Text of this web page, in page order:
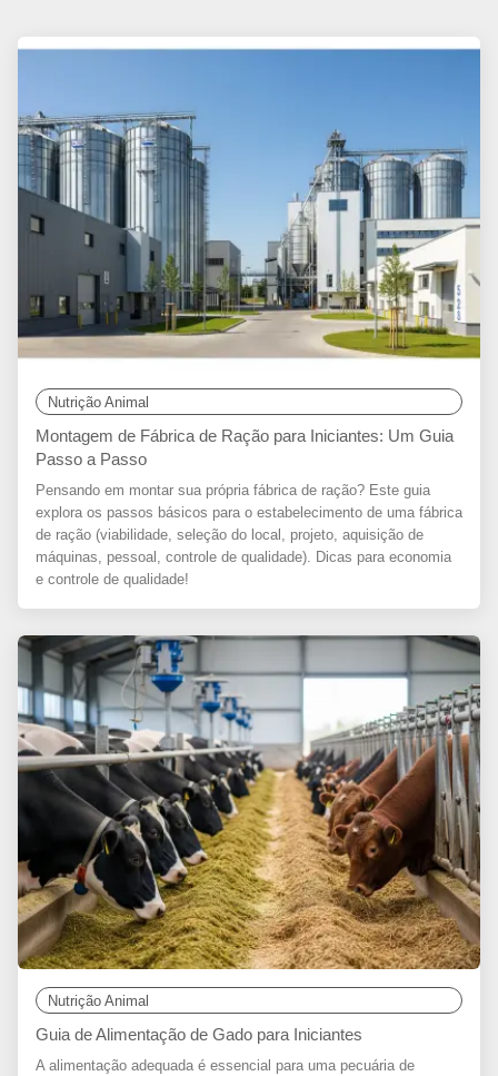
Nutrição Animal
Montagem de Fábrica de Ração para Iniciantes: Um Guia
Passo a Passo
Pensando em montar sua própria fábrica de ração? Este guia
explora os passos básicos para o estabelecimento de uma fábrica
de ração (viabilidade, seleção do local, projeto, aquisição de
máquinas, pessoal, controle de qualidade). Dicas para economia
e controle de qualidade!
Nutrição Animal
Guia de Alimentação de Gado para Iniciantes
A alimentação adequada é essencial para uma pecuária de